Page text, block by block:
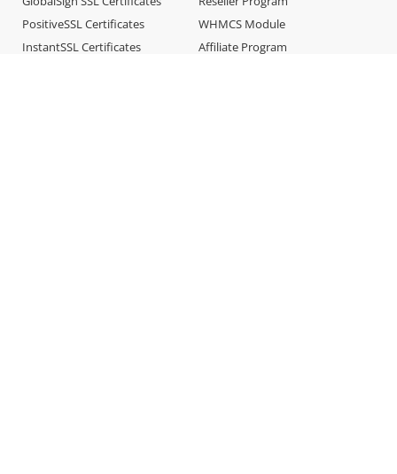
PositiveSSL Certificates
InstantSSL Certificates
WHMCS Module
Affiliate Program